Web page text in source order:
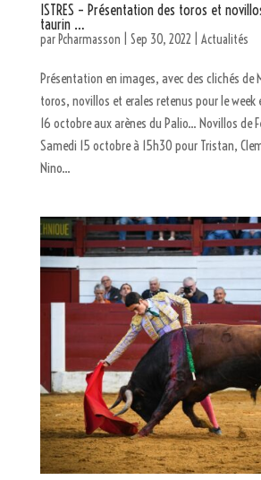
ISTRES – Présentation des toros et
taurin …
par Pcharmasson Sep 30, 2022 Actualités
Présentation en images, avec des clichés de
toros, novillos et erales retenus pour le week
16 octobre aux arènes du Palio… Novillos de
Samedi 15 octobre à 15h30 pour Tristan,
Nino...